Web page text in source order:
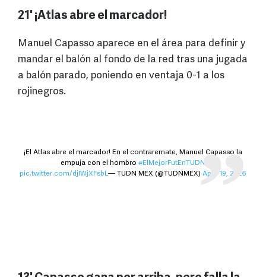
21' ¡Atlas abre el marcador!
Manuel Capasso aparece en el área para definir y
mandar el balón al fondo de la red tras una jugada
a balón parado, poniendo en ventaja 0-1 a los
rojinegros.
¡El Atlas abre el marcador! En el contraremate, Manuel Capasso la
empuja con el hombro #ElMejorFutEnTUDN
pic.twitter.com/djIWjXFsbL— TUDN MEX (@TUDNMEX) April 19, 2026